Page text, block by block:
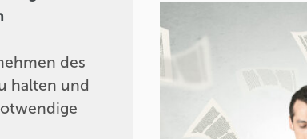
des
halten und